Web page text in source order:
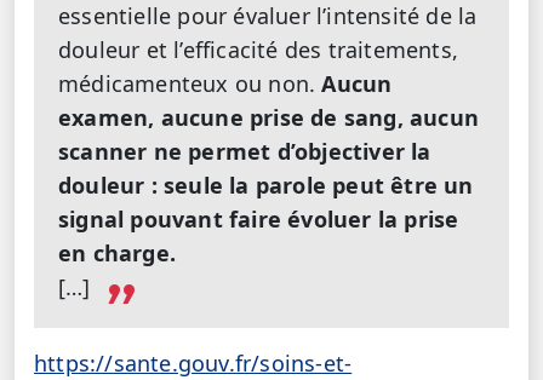
essentielle pour évaluer l’intensité de la
douleur et l’efficacité des traitements,
médicamenteux ou non.Aucun
examen, aucune prise de sang, aucun
scanner ne permet d’objectiver la
douleur : seule la parole peut être un
signal pouvant faire évoluer la prise
en charge.
[…]
https://sante.gouv.fr/soins-et-